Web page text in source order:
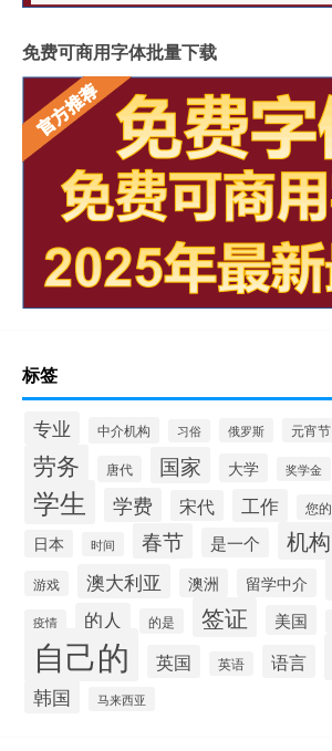
免费可商用字体批量下载
标签
专业 中介机构 习俗 俄罗斯 元宵节
劳务 唐代 国家 大学 奖学金
学生 学费 宋代 工作 您的
日本 时间 春节 是一个 机构
游戏 澳大利亚 澳洲 留学中介
疫情 的人 的是 签证 美国
自己的 英国 英语 语言
韩国 马来西亚